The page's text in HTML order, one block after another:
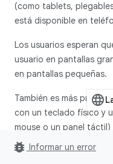
(como tablets,
está disponible en
Los usuarios esperan
usuario en pantallas
en pantallas pequeñas.
También es más
con un teclado físico y
mouse o un panel
grande. Algunos
Chromebooks, incluyen
bug_report Informar un error